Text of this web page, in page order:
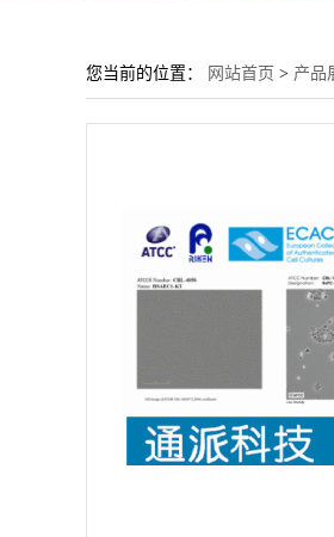
您当前的位置： 网站首页 > 产品